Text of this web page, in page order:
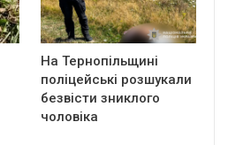
На Тернопільщині
поліцейські розшукали
безвісти зниклого
чоловіка